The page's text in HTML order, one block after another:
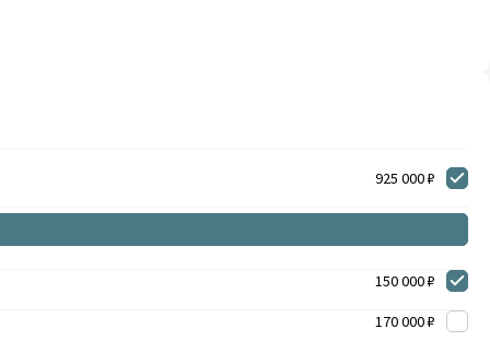
925 000 ₽
150 000 ₽
170 000 ₽